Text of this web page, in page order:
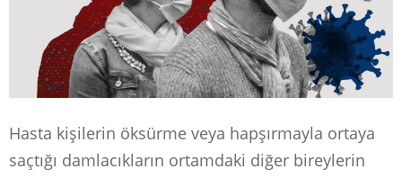
Hasta kişilerin öksürme veya hapşırmayla ortaya
saçtığı damlacıkların ortamdaki diğer bireylerin